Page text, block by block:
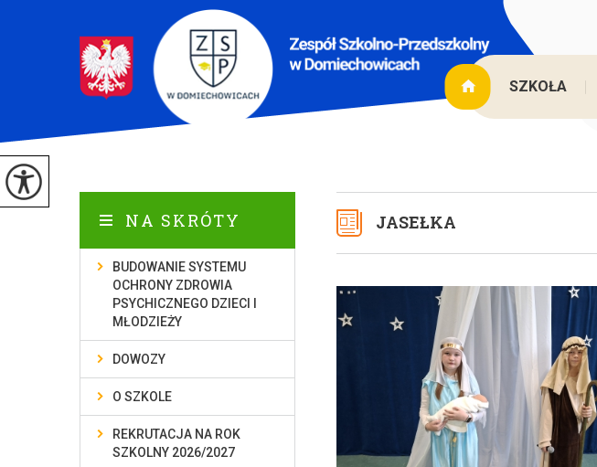
SZKOŁA
JASEŁKA
NA SKRÓTY
BUDOWANIE SYSTEMU
OCHRONY ZDROWIA
PSYCHICZNEGO DZIECI I
MŁODZIEŻY
DOWOZY
O SZKOLE
REKRUTACJA NA ROK
SZKOLNY 2026/2027